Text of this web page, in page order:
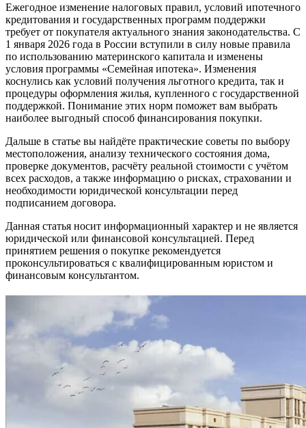
Ежегодное изменение налоговых правил, условий ипотечного
кредитования и государственных программ поддержки
требует от покупателя актуального знания законодательства. С
1 января 2026 года в России вступили в силу новые правила
по использованию материнского капитала и изменены
условия программы «Семейная ипотека». Изменения
коснулись как условий получения льготного кредита, так и
процедуры оформления жилья, купленного с государственной
поддержкой. Понимание этих норм поможет вам выбрать
наиболее выгодный способ финансирования покупки.
Дальше в статье вы найдёте практические советы по выбору
местоположения, анализу технического состояния дома,
проверке документов, расчёту реальной стоимости с учётом
всех расходов, а также информацию о рисках, страховании и
необходимости юридической консультации перед
подписанием договора.
Данная статья носит информационный характер и не является
юридической или финансовой консультацией. Перед
принятием решения о покупке рекомендуется
проконсультироваться с квалифицированным юристом и
финансовым консультантом.